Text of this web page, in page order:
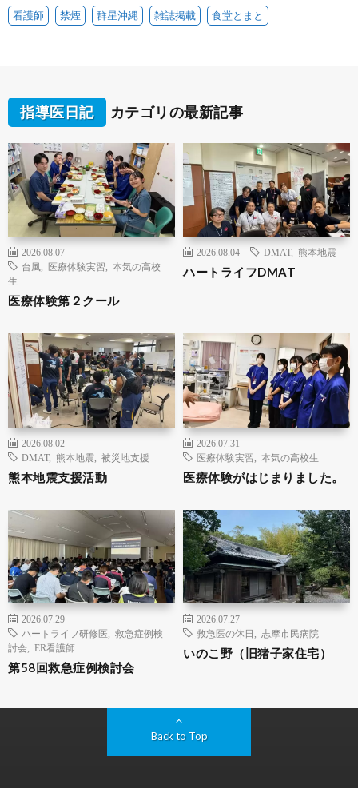
看護師 禁煙 群星沖縄 雑誌掲載 食堂とまと
指導医日記 カテゴリの最新記事
2026.08.07
台風
医療体験実習
本気の高校
生
医療体験第２クール
2026.08.04 DMAT, 熊本地震
ハートライフDMAT
2026.08.02
DMAT, 熊本地震 被災地支援
熊本地震支援活動
2026.07.31
医療体験実習
本気の高校生
医療体験がはじまりました。
2026.07.29
ハートライフ研修医
救急症例検
討会
ER看護師
第58回救急症例検討会
2026.07.27
救急医の休日
志摩市民病院
いのこ野（旧猪子家住宅）
Back to Top